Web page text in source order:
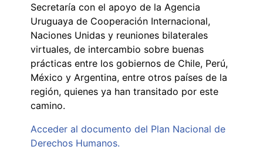
Secretaría con el apoyo de la Agencia
Uruguaya de Cooperación Internacional,
Naciones Unidas y reuniones bilaterales
virtuales, de intercambio sobre buenas
prácticas entre los gobiernos de Chile, Perú,
México y Argentina, entre otros países de la
región, quienes ya han transitado por este
camino.
Acceder al documento del Plan Nacional de
Derechos Humanos.